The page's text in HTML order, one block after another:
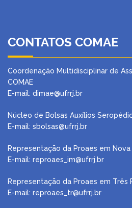
CONTATOS COMAE
Coordenação Multidisciplinar de
COMAE
E-mail: dimae@ufrrj.br
Núcleo de Bolsas Auxílios
E-mail: sbolsas@ufrrj.br
Representação da Proaes em Nova
E-mail: reproaes_im@ufrrj.br
Representação da Proaes em Três
E-mail: reproaes_tr@ufrrj.br